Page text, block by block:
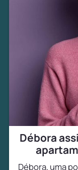
Débora
Débora, uma